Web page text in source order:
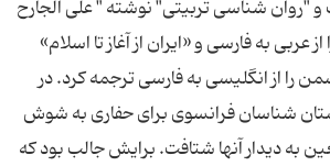
شناسی تربیتی" نوشته " علی الجارح
به فارسی و «ایران از آغاز تا اسلام»
را از انگلیسی به فارسی ترجمه کرد. در
شناسان فرانسوی برای حفاری به شوش
به دیدار آنها شتافت. برایش جالب بود که